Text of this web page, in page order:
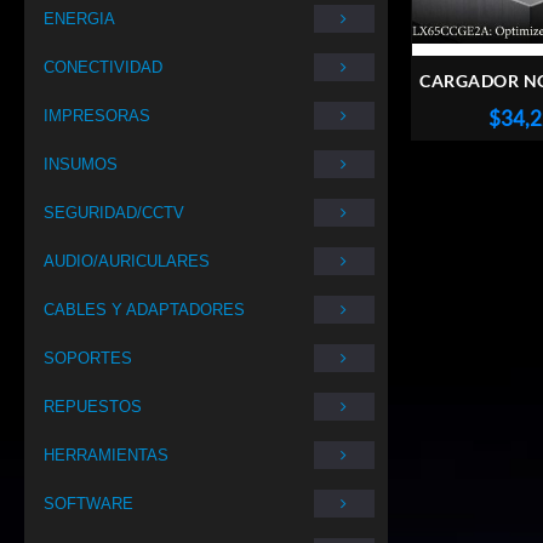
ENERGIA
CONECTIVIDAD
IMPRESORAS
INSUMOS
SEGURIDAD/CCTV
AUDIO/AURICULARES
CABLES Y ADAPTADORES
SOPORTES
REPUESTOS
HERRAMIENTAS
SOFTWARE
CARGADOR
LENOVO
CONECTOR
$